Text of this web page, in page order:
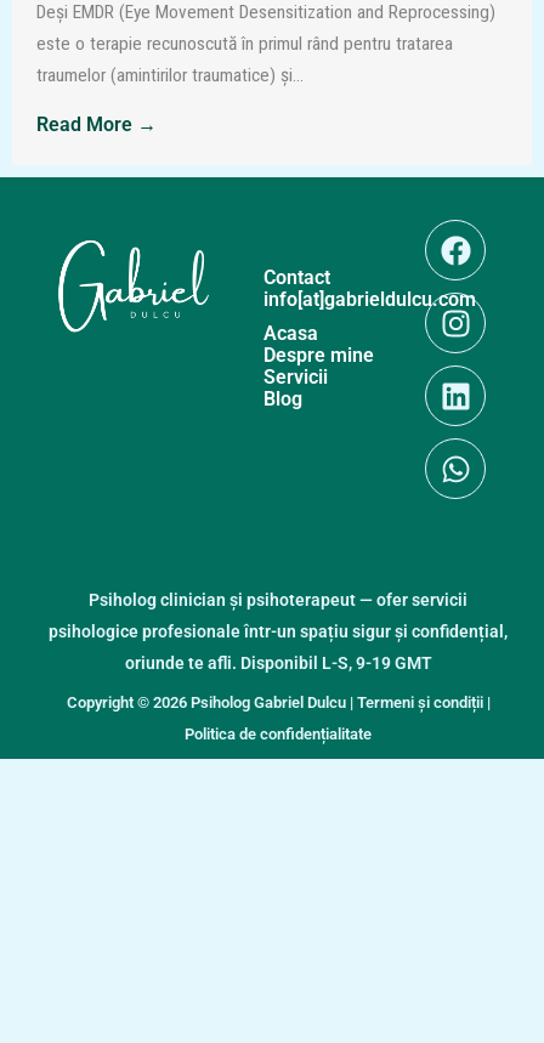
Deși EMDR (Eye Movement Desensitization and Reprocessing)
este o terapie recunoscută în primul rând pentru tratarea
traumelor (amintirilor traumatice) și...
Read More →
Contact
info[at]gabrieldulcu.com
Acasa
Despre mine
Servicii
Blog
Psiholog clinician și psihoterapeut — ofer servicii
psihologice profesionale într-un spațiu sigur și confidențial,
oriunde te afli. Disponibil L-S, 9-19 GMT
Copyright © 2026 Psiholog Gabriel Dulcu | Termeni și condiții|
Politica de confidențialitate